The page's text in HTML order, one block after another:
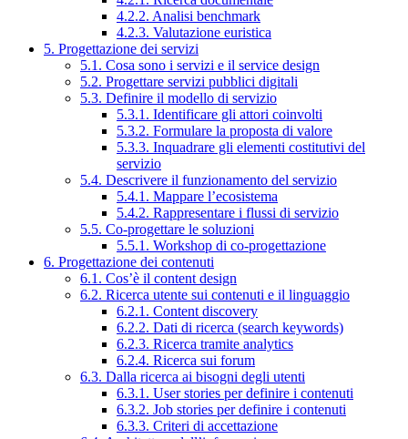
4.2.2. Analisi benchmark
4.2.3. Valutazione euristica
5. Progettazione dei servizi
5.1. Cosa sono i servizi e il service design
5.2. Progettare servizi pubblici digitali
5.3. Definire il modello di servizio
5.3.1. Identificare gli attori coinvolti
5.3.2. Formulare la proposta di valore
5.3.3. Inquadrare gli elementi costitutivi del
servizio
5.4. Descrivere il funzionamento del servizio
5.4.1. Mappare l’ecosistema
5.4.2. Rappresentare i flussi di servizio
5.5. Co-progettare le soluzioni
5.5.1. Workshop di co-progettazione
6. Progettazione dei contenuti
6.1. Cos’è il content design
6.2. Ricerca utente sui contenuti e il linguaggio
6.2.1. Content discovery
6.2.2. Dati di ricerca (search keywords)
6.2.3. Ricerca tramite analytics
6.2.4. Ricerca sui forum
6.3. Dalla ricerca ai bisogni degli utenti
6.3.1. User stories per definire i contenuti
6.3.2. Job stories per definire i contenuti
6.3.3. Criteri di accettazione